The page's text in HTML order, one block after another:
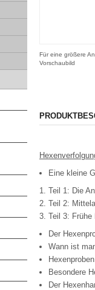
Für eine größere
Vorschaubild
Eine kleine
Teil 1: Die
Teil 2:
Teil 3: Frühe
Der
Wann ist
Hexenproben
Besondere
Der